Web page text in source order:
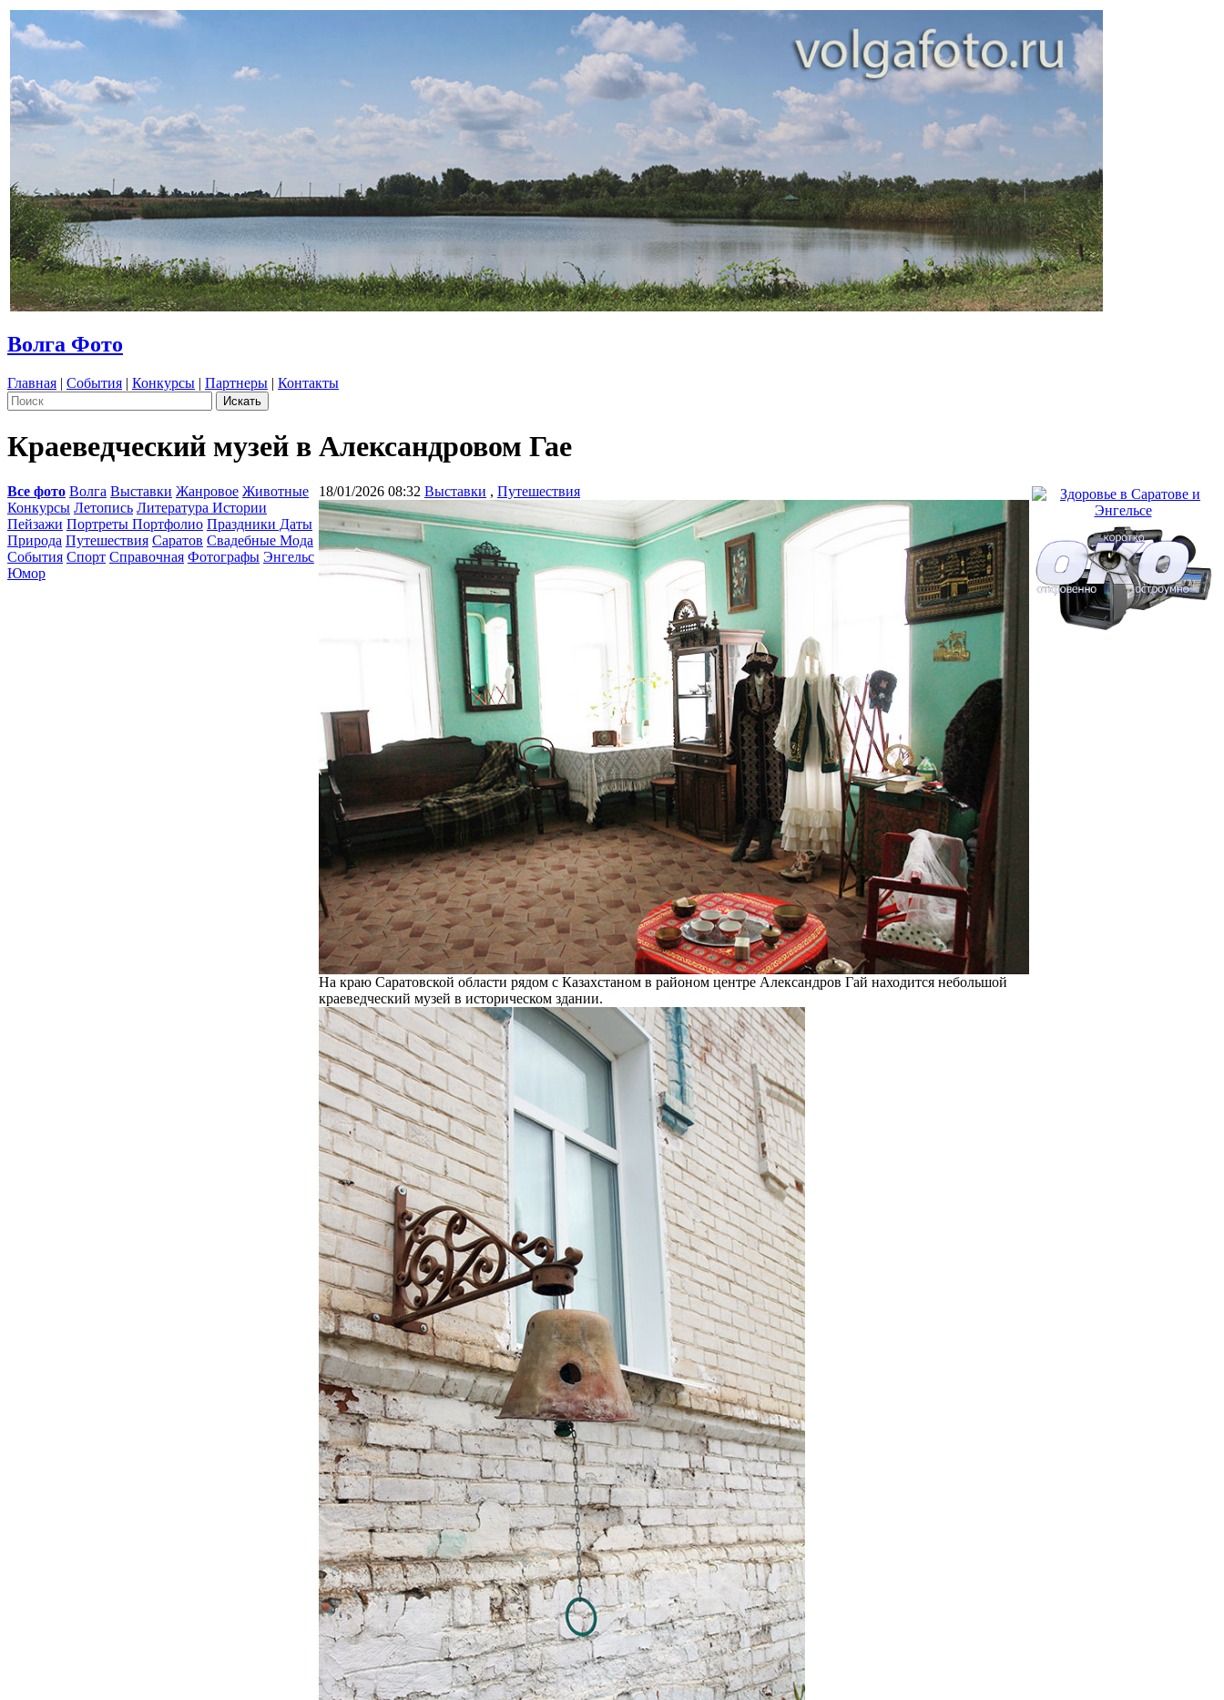
Волга Фото
Главная | События | Конкурсы | Партнеры | Контакты
Краеведческий музей в Александровом Гае
Все фото Волга Выставки Жанровое Животные
Конкурсы Летопись Литература Истории
Пейзажи Портреты Портфолио Праздники Даты
Природа Путешествия Саратов Свадебные Мода
События Спорт Справочная Фотографы Энгельс
Юмор
18/01/2026 08:32 Выставки , Путешествия
На краю Саратовской области рядом с Казахстаном в районом центре Александров Гай находится небольшой
краеведческий музей в историческом здании.